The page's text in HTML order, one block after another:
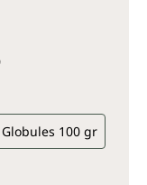
Globules 100 gr